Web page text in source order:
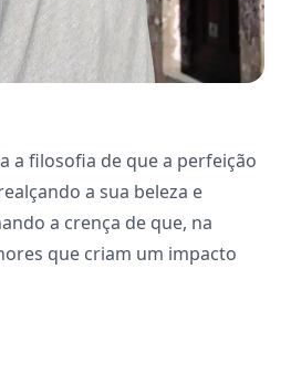
a filosofia de que a perfeição
a sua beleza e
a crença de que, na
que criam um impacto